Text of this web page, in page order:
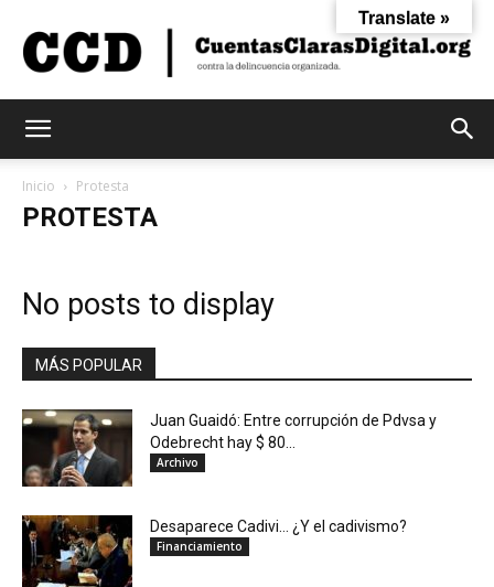
Inicio Protesta
PROTESTA
No posts to display
MÁS POPULAR
Juan Guaidó: Entre corrupción de Pdvsa y
Odebrecht hay $ 80...
Archivo
Desaparece Cadivi… ¿Y el cadivismo?
Financiamiento
Translate »